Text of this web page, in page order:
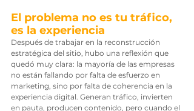
El problema no es tu tráfico,
es la experiencia
Después de trabajar en la reconstrucción
estratégica del sitio, hubo una reflexión que
quedó muy clara: la mayoría de las empresas
no están fallando por falta de esfuerzo en
marketing, sino por falta de coherencia en la
experiencia digital. Generan tráfico, invierten
en pauta, producen contenido, pero cuando el